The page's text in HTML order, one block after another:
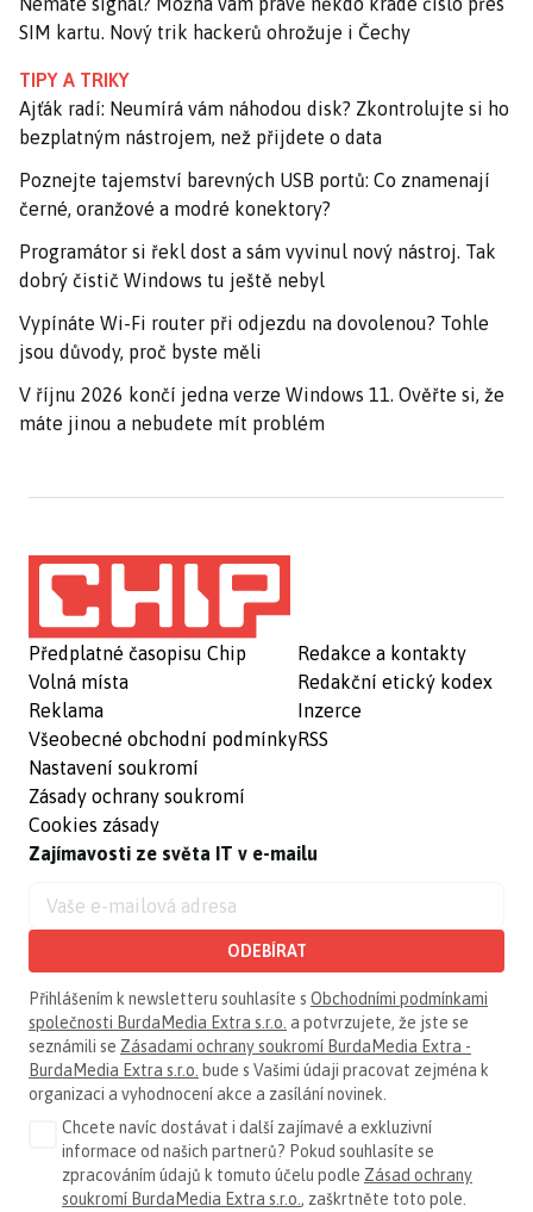
SIM kartu. Nový trik hackerů ohrožuje i Čechy
TIPY A TRIKY
Ajťák radí: Neumírá vám náhodou disk? Zkontrolujte si ho
bezplatným nástrojem, než přijdete o data
Poznejte tajemství barevných USB portů: Co znamenají
černé, oranžové a modré konektory?
Programátor si řekl dost a sám vyvinul nový nástroj. Tak
dobrý čistič Windows tu ještě nebyl
Vypínáte Wi-Fi router při odjezdu na dovolenou? Tohle
jsou důvody, proč byste měli
V říjnu 2026 končí jedna verze Windows 11. Ověřte si, že
máte jinou a nebudete mít problém
Předplatné časopisu Chip
Volná místa
Reklama
Všeobecné obchodní podmínky
Nastavení soukromí
Zásady ochrany soukromí
Cookies zásady
Redakce a kontakty
Redakční etický kodex
Inzerce
RSS
Zajímavosti ze světa IT v e-mailu
ODEBÍRAT
Přihlášením k newsletteru souhlasíte s Obchodními podmínkami
společnosti BurdaMedia Extra s.r.o. a potvrzujete, že jste se
seznámili se Zásadami ochrany soukromí BurdaMedia Extra -
BurdaMedia Extra s.r.o. bude s Vašimi údaji pracovat zejména k
organizaci a vyhodnocení akce a zasílání novinek.
Chcete navíc dostávat i další zajímavé a exkluzivní
informace od našich partnerů? Pokud souhlasíte se
zpracováním údajů k tomuto účelu podle Zásad ochrany
soukromí BurdaMedia Extra s.r.o., zaškrtněte toto pole.